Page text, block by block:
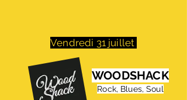
Vendredi 31 juillet
WOODSHACK
Rock, Blues, Soul